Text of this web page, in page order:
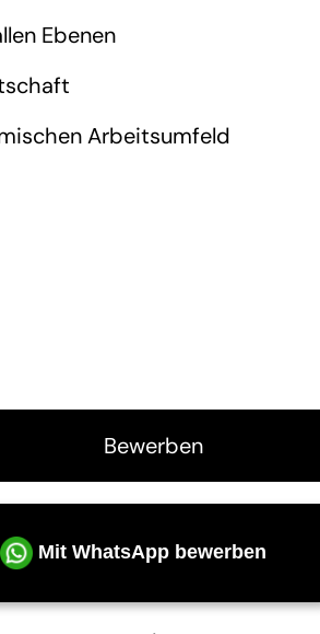
Ebenen
Arbeitsumfeld
Bewerben
Mit WhatsApp bewerben